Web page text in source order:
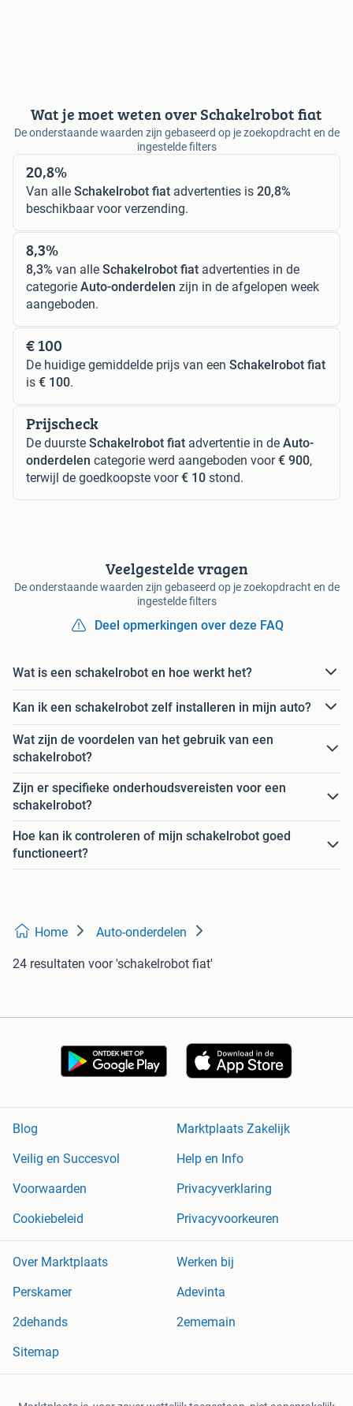
Wat je moet weten over Schakelrobot fiat
De onderstaande waarden zijn gebaseerd op je zoekopdracht en de
ingestelde filters
20,8%
Van alle Schakelrobot fiat advertenties is 20,8%
beschikbaar voor verzending.
8,3%
8,3% van alle Schakelrobot fiat advertenties in de
categorie Auto-onderdelen zijn in de afgelopen week
aangeboden.
€ 100
De huidige gemiddelde prijs van een Schakelrobot fiat
is € 100.
Prijscheck
De duurste Schakelrobot fiat advertentie in de Auto-
onderdelen categorie werd aangeboden voor€ 900,
terwijl de goedkoopste voor€ 10 stond.
Veelgestelde vragen
De onderstaande waarden zijn gebaseerd op je zoekopdracht en de
ingestelde filters
Deel opmerkingen over deze FAQ
Wat is een schakelrobot en hoe werkt het?
Kan ik een schakelrobot zelf installeren in mijn auto?
Wat zijn de voordelen van het gebruik van een
schakelrobot?
Zijn er specifieke onderhoudsvereisten voor een
schakelrobot?
Hoe kan ik controleren of mijn schakelrobot goed
functioneert?
Home Auto-onderdelen
24 resultaten voor 'schakelrobot fiat'
Blog
Marktplaats Zakelijk
Veilig en Succesvol
Help en Info
Voorwaarden
Privacyverklaring
Cookiebeleid
Privacyvoorkeuren
Over Marktplaats
Werken bij
Perskamer
Adevinta
2dehands
2ememain
Sitemap